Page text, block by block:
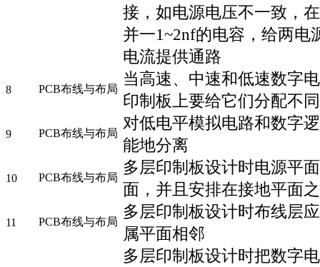
接，如电源电压不一致，
并一1~2nf的电容，给两电
电流提供通路
8 PCB布线与布局
当高速、中速和低速数字
印制板上要给它们分配不
9 PCB布线与布局
对低电平模拟电路和数字
能地分离
10 PCB布线与布局
多层印制板设计时电源平
面，并且安排在接地平面
11 PCB布线与布局
多层印制板设计时布线层
属平面相邻
多层印制板设计时把数字